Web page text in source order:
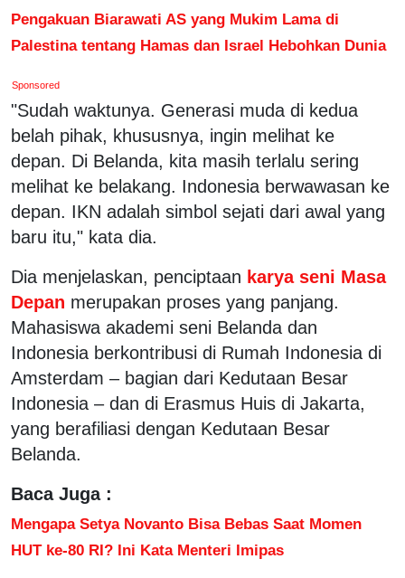
Pengakuan Biarawati AS yang Mukim Lama di
Palestina tentang Hamas dan Israel Hebohkan Dunia
Sponsored
"Sudah waktunya. Generasi muda di kedua
belah pihak, khususnya, ingin melihat ke
depan. Di Belanda, kita masih terlalu sering
melihat ke belakang. Indonesia berwawasan ke
depan. IKN adalah simbol sejati dari awal yang
baru itu," kata dia.
Dia menjelaskan, penciptaan karya seni Masa
Depan merupakan proses yang panjang.
Mahasiswa akademi seni Belanda dan
Indonesia berkontribusi di Rumah Indonesia di
Amsterdam – bagian dari Kedutaan Besar
Indonesia – dan di Erasmus Huis di Jakarta,
yang berafiliasi dengan Kedutaan Besar
Belanda.
Baca Juga :
Mengapa Setya Novanto Bisa Bebas Saat Momen
HUT ke-80 RI? Ini Kata Menteri Imipas